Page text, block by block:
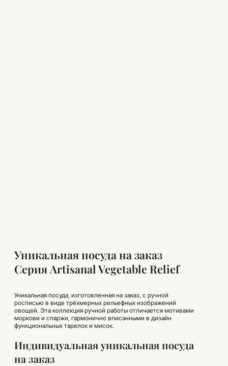
Уникальная посуда на заказ
Серия Artisanal Vegetable Relief
Уникальная посуда, изготовленная на заказ, с ручной
росписью в виде трёхмерных рельефных изображений
овощей. Эта коллекция ручной работы отличается мотивами
моркови и спаржи, гармонично вписанными в дизайн
функциональных тарелок и мисок.
Индивидуальная уникальная посуда
на заказ